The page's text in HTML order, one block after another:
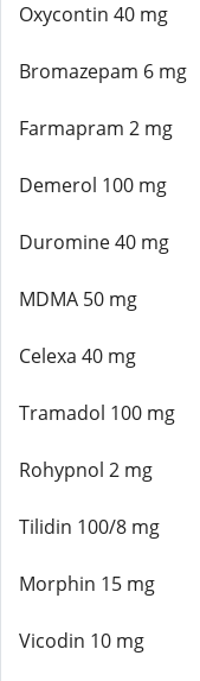
Oxycontin 40 mg
Bromazepam 6 mg
Farmapram 2 mg
Demerol 100 mg
Duromine 40 mg
MDMA 50 mg
Celexa 40 mg
Tramadol 100 mg
Rohypnol 2 mg
Tilidin 100/8 mg
Morphin 15 mg
Vicodin 10 mg